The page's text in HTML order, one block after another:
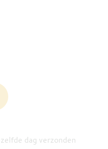
dag verzonden